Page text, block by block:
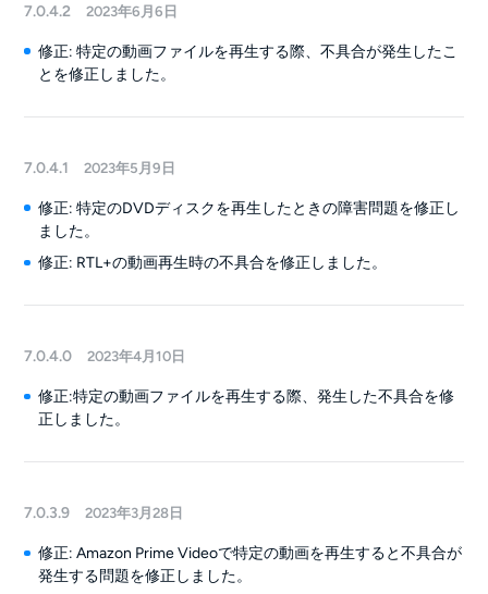
7.0.4.2 2023年6月6日
修正: 特定の動画ファイルを再生する際、不具合が発生したこ
とを修正しました。
7.0.4.1 2023年5月9日
修正: 特定のDVDディスクを再生したときの障害問題を修正し
ました。
修正: RTL+の動画再生時の不具合を修正しました。
7.0.4.0 2023年4月10日
修正:特定の動画ファイルを再生する際、発生した不具合を修
正しました。
7.0.3.9 2023年3月28日
修正: Amazon Prime Videoで特定の動画を再生すると不具合が
発生する問題を修正しました。